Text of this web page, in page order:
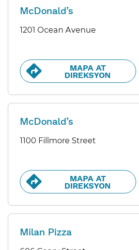
McDonald’s
1201 Ocean Avenue
MAPA AT
DIREKSYON​​
McDonald’s
1100 Fillmore Street
MAPA AT
DIREKSYON​​
Milan Pizza